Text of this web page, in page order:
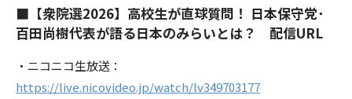
■【衆院選2026】高校生が直球質問！ 日本保守党･
百田尚樹代表が語る日本のみらいとは？ 配信URL
・ニコニコ生放送：
https://live.nicovideo.jp/watch/lv349703177